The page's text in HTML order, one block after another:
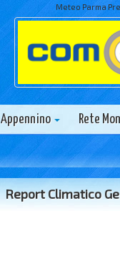
Meteo Parma
Appennino Rete
Report Climatico